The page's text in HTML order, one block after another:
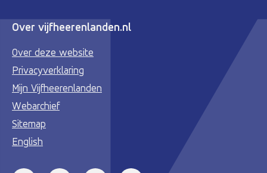
Over vijfheerenlanden.nl
Over deze website
Privacyverklaring
Mijn Vijfheerenlanden
Webarchief
Sitemap
English